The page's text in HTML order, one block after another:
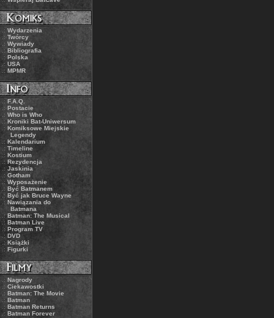
.: Wydarzenia
.: Twórcy
.: Wywiady
.:Bibliografia
.: Polska
.: USA
.: MPMR
.: F.A.Q.
.: Postacie
.: Who is Who
.:Kroniki Bat-Uniwersum
.: Komiksowe Miejskie
Legendy
.: Kalendarium
.: Timeline
.: Kostium
.: Rezydencja
.: Jaskinia
.: Gotham
.:Wyposażenie
.: Być Batmanem
.: Być jak Bruce Wayne
.: Nawiązania do
Batmana
.:Batman: The Musical
.: Batman Live
.: Program TV
.: DVD
.:Książki
.: Figurki
.: Nagrody
.: Ciekawostki
.: Batman: The Movie
.:Batman
.: Batman Returns
.: Batman Forever